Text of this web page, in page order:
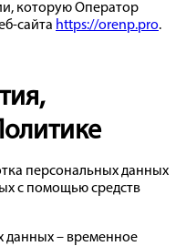
которую Оператор
сайта https://orenp.pro.
персональных данных
с помощью средств
данных – временное